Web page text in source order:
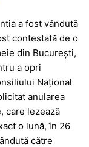
a fost vândută
contestată de o
din București,
a opri
Național
anularea
care lezează
o lună, în 26
către